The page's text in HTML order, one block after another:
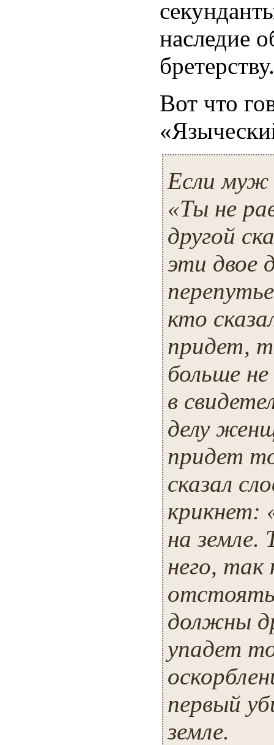
наследие
бретерству.
Вот что
Если муж
«Ты не
другой
эти двое
кто
придет,
больше
в
делу
придет
сказал
крикнет:
на
него, так
должны
упадет
первый
земле.